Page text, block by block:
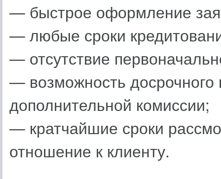
— быстрое оформление
— любые сроки
— отсутствие
— возможность досрочного
дополнительной комиссии;
— кратчайшие сроки
отношение к клиенту.